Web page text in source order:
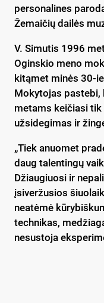
personalines
Žemaičių dailės
V. Simutis 1996
Oginskio meno
kitąmet minės 30-
Mokytojas pastebi,
metams keičiasi
užsidegimas ir
„Tiek anuomet
daug talentingų
Džiaugiuosi ir
įsiveržusios
neatėmė
technikas,
nesustoja